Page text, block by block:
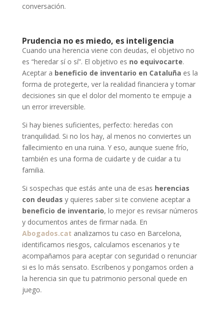
conversación.
Prudencia no es miedo, es inteligencia
Cuando una herencia viene con deudas, el objetivo no
es “heredar sí o sí”. El objetivo es no equivocarte.
Aceptar a beneficio de inventario en Cataluña es la
forma de protegerte, ver la realidad financiera y tomar
decisiones sin que el dolor del momento te empuje a
un error irreversible.
Si hay bienes suficientes, perfecto: heredas con
tranquilidad. Si no los hay, al menos no conviertes un
fallecimiento en una ruina. Y eso, aunque suene frío,
también es una forma de cuidarte y de cuidar a tu
familia.
Si sospechas que estás ante una de esas herencias
con deudas y quieres saber si te conviene aceptar a
beneficio de inventario, lo mejor es revisar números
y documentos antes de firmar nada. En
Abogados.cat analizamos tu caso en Barcelona,
identificamos riesgos, calculamos escenarios y te
acompañamos para aceptar con seguridad o renunciar
si es lo más sensato. Escríbenos y pongamos orden a
la herencia sin que tu patrimonio personal quede en
juego.